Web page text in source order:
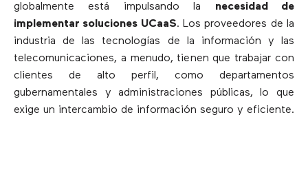
globalmente está impulsando la necesidad de
implementar soluciones UCaaS. Los proveedores de la
industria de las tecnologías de la información y las
telecomunicaciones, a menudo, tienen que trabajar con
clientes de alto perfil, como departamentos
gubernamentales y administraciones públicas, lo que
exige un intercambio de información seguro y eficiente.